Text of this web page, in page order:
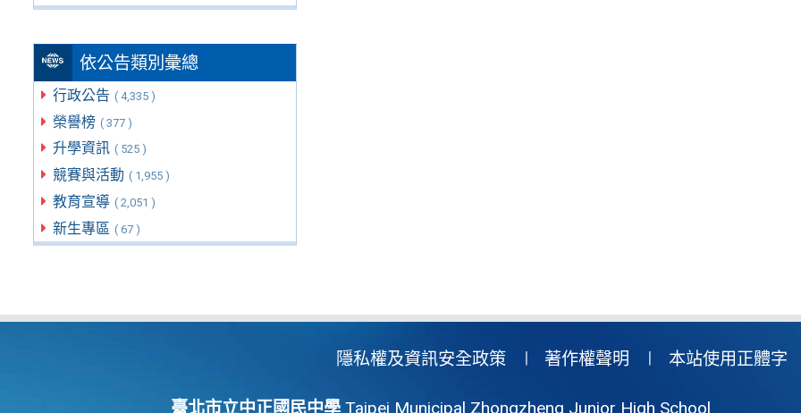
依公告類別彙總
行政公告 ( 4,335 )
榮譽榜 ( 377 )
升學資訊 ( 525 )
競賽與活動 ( 1,955 )
教育宣導 ( 2,051 )
新生專區 ( 67 )
隱私權及資訊安全政策 著作權聲明 本站使用正體字
臺北市立中正國民中學Taipei Municipal Zhongzheng Junior High School